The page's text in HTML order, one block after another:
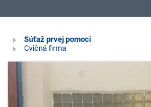
Súťaže
Súťaž prvej pomoci
Cvičná firma